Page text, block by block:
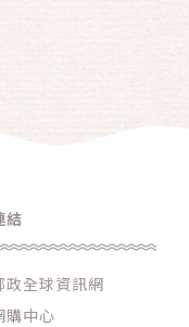
結
政全球資訊網
購中心